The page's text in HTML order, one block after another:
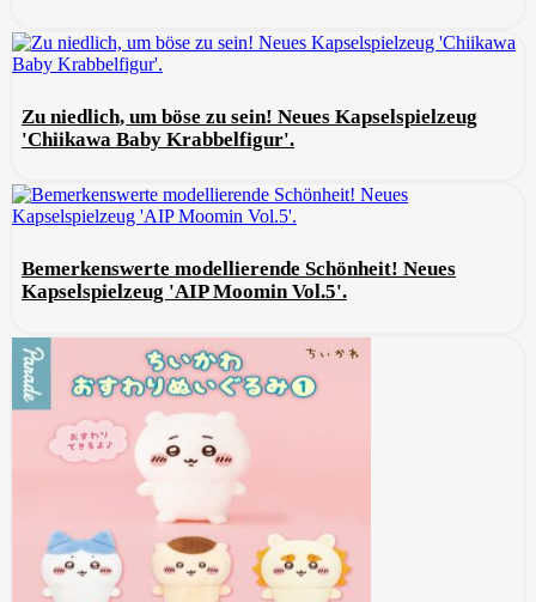
Zu niedlich, um böse zu sein! Neues Kapselspielzeug
'Chiikawa Baby Krabbelfigur'.
Bemerkenswerte modellierende Schönheit! Neues
Kapselspielzeug 'AIP Moomin Vol.5'.